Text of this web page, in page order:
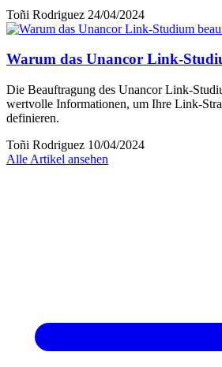
Toñi Rodriguez 24/04/2024
Warum das Unancor Link-
Die Beauftragung des Unancor Link-
wertvolle Informationen, um Ihre Link-
definieren.
Toñi Rodriguez 10/04/2024
Alle Artikel ansehen